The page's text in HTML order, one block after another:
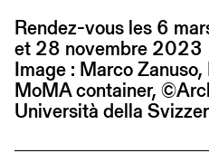
Rendez-vous les 6
et 28 novembre 2023
Image : Marco
MoMA container,
Università della